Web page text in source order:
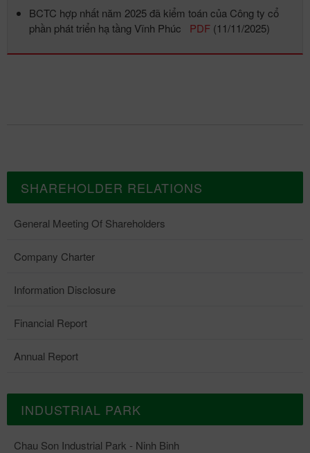
BCTC hợp nhất năm 2025 đã kiểm toán của Công ty cổ
phần phát triển hạ tầng Vĩnh Phúc
PDF (11/11/2025)
SHAREHOLDER RELATIONS
General Meeting Of Shareholders
Company Charter
Information Disclosure
Financial Report
Annual Report
INDUSTRIAL PARK
Chau Son Industrial Park - Ninh Binh